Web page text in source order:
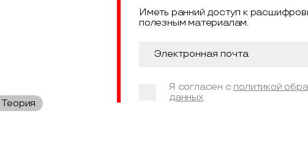
Теория
Иметь ранний доступ к
полезным материалам.
Я согласен с политикой
данных